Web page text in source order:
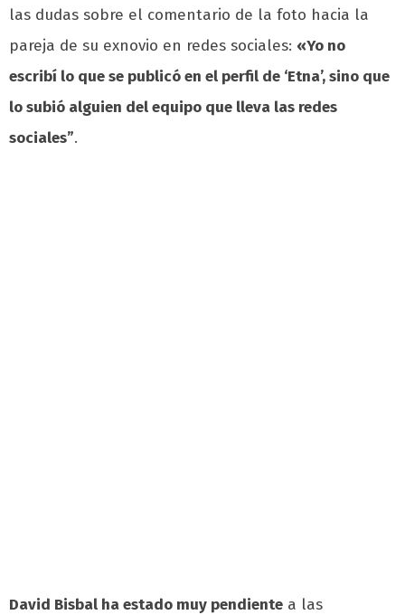
las dudas sobre el comentario de la foto hacia la
pareja de su exnovio en redes sociales: «Yo no
escribí lo que se publicó en el perfil de ‘Etna’, sino que
lo subió alguien del equipo que lleva las redes
sociales”.
David Bisbal ha estado muy pendiente a las